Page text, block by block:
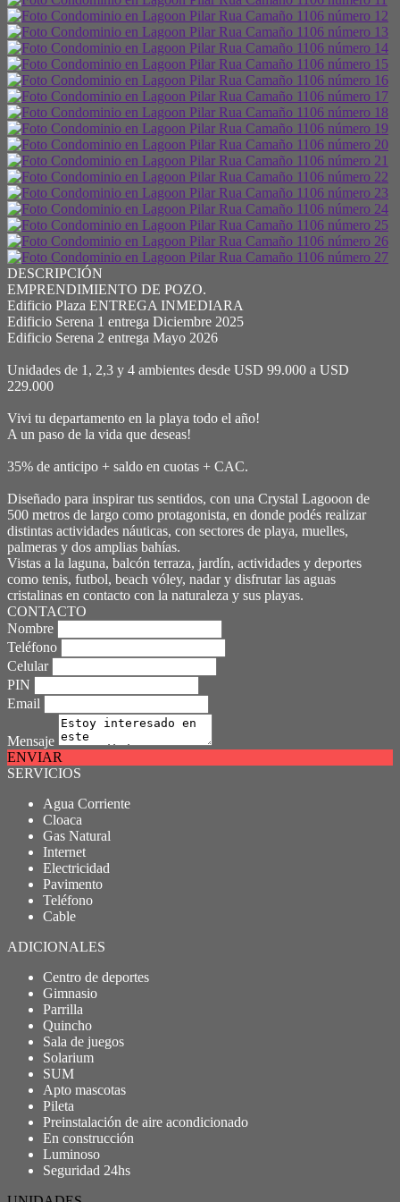
DESCRIPCIÓN
EMPRENDIMIENTO DE POZO.
Edificio Plaza ENTREGA INMEDIARA
Edificio Serena 1 entrega Diciembre 2025
Edificio Serena 2 entrega Mayo 2026
Unidades de 1, 2,3 y 4 ambientes desde USD 99.000 a USD
229.000
Vivi tu departamento en la playa todo el año!
A un paso de la vida que deseas!
35% de anticipo + saldo en cuotas + CAC.
Diseñado para inspirar tus sentidos, con una Crystal Lagooon de
500 metros de largo como protagonista, en donde podés realizar
distintas actividades náuticas, con sectores de playa, muelles,
palmeras y dos amplias bahías.
Vistas a la laguna, balcón terraza, jardín, actividades y deportes
como tenis, futbol, beach vóley, nadar y disfrutar las aguas
cristalinas en contacto con la naturaleza y sus playas.
CONTACTO
Nombre
Teléfono
Celular
PIN
Email
Mensaje
ENVIAR
SERVICIOS
Agua Corriente
Cloaca
Gas Natural
Internet
Electricidad
Pavimento
Teléfono
Cable
ADICIONALES
Centro de deportes
Gimnasio
Parrilla
Quincho
Sala de juegos
Solarium
SUM
Apto mascotas
Pileta
Preinstalación de aire acondicionado
En construcción
Luminoso
Seguridad 24hs